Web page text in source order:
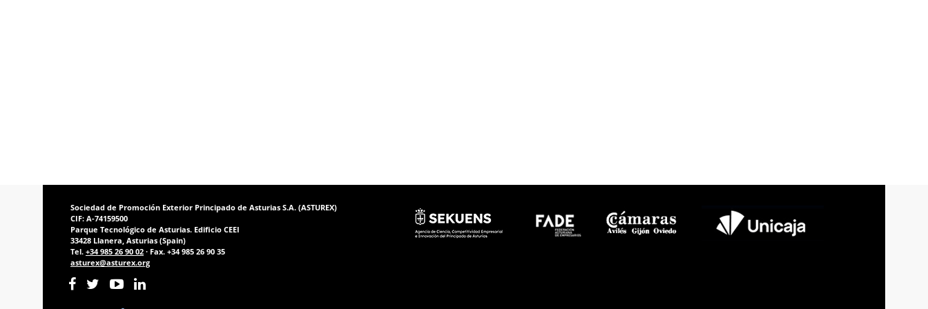
Sociedad de Promoción Exterior Principado de Asturias S.A. (ASTUREX)
CIF: A-74159500
Parque Tecnológico de Asturias. Edificio CEEI
33428 Llanera, Asturias (Spain)
Tel. +34 985 26 90 02 · Fax. +34 985 26 90 35
asturex@asturex.org